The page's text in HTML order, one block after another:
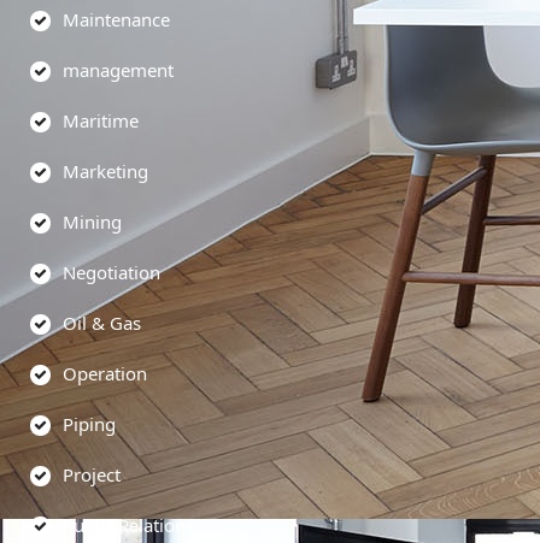
Maintenance
management
Maritime
Marketing
Mining
Negotiation
Oil & Gas
Operation
Piping
Project
Public Relations